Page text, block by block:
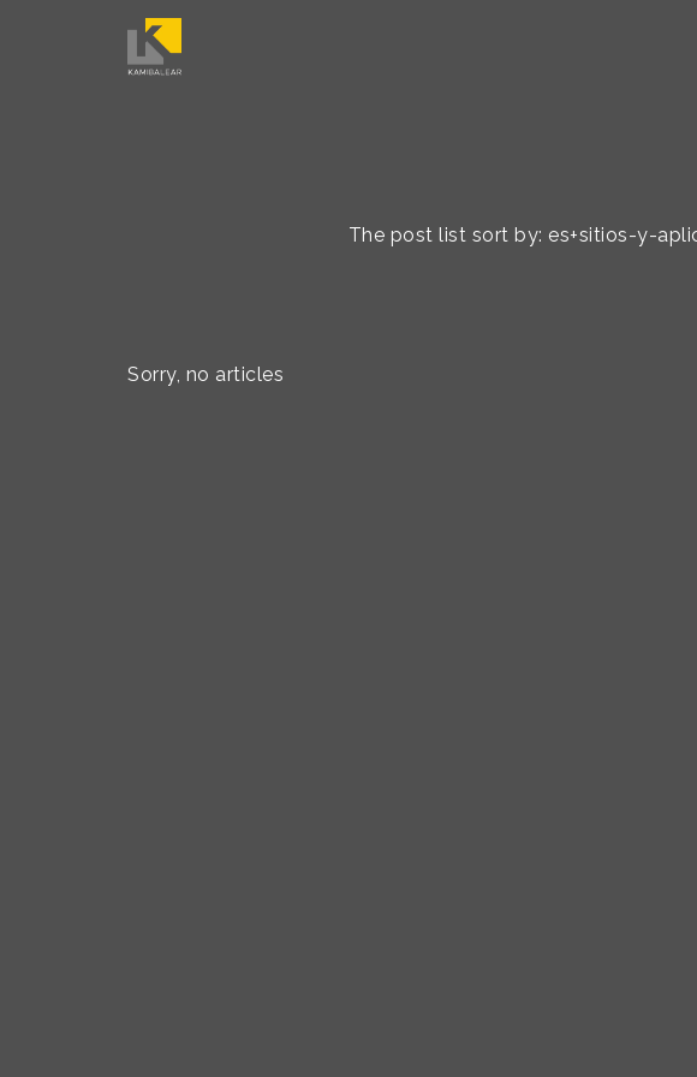
The post list sort by: es+sitios-y-
Sorry, no articles